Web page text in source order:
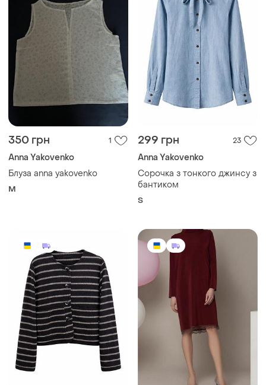
350 грн 1
Anna Yakovenko
Блуза anna yakovenko
M
299 грн 23
Anna Yakovenko
Сорочка з тонкого джинсу з
бантиком
S